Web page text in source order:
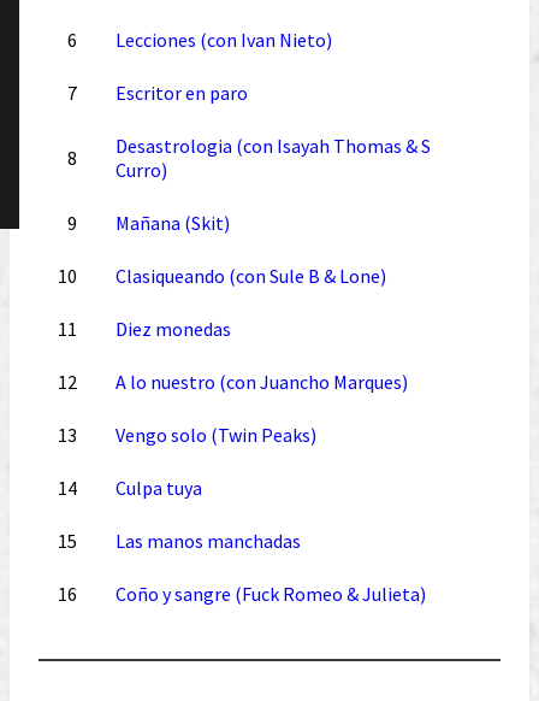
6 Lecciones (con Ivan Nieto)
7 Escritor en paro
8
Desastrologia (con Isayah Thomas & S
Curro)
9 Mañana (Skit)
10 Clasiqueando (con Sule B & Lone)
11 Diez monedas
12 A lo nuestro (con Juancho Marques)
13 Vengo solo (Twin Peaks)
14 Culpa tuya
15 Las manos manchadas
16 Coño y sangre (Fuck Romeo & Julieta)